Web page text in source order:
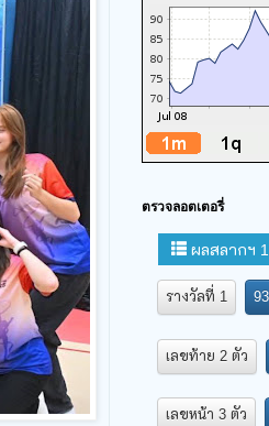
ตรวจลอตเตอรี่